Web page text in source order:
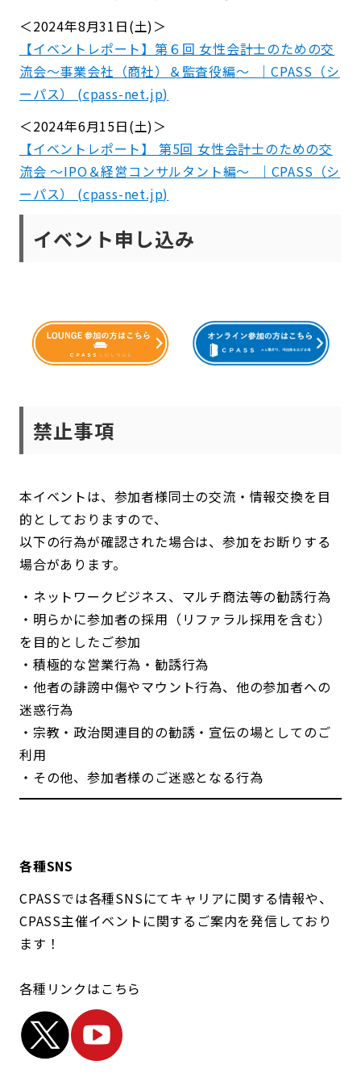
＜2024年8月31日(土)＞
【イベントレポート】第６回 女性会計士のための交
流会〜事業会社（商社）＆監査役編〜 ｜CPASS（シ
ーパス） (cpass-net.jp)
＜2024年6月15日(土)＞
【イベントレポート】 第5回 女性会計士のための交
流会 〜IPO＆経営コンサルタント編〜 ｜CPASS（シ
ーパス） (cpass-net.jp)
イベント申し込み
禁止事項
本イベントは、参加者様同士の交流・情報交換を目
的としておりますので、
以下の行為が確認された場合は、参加をお断りする
場合があります。
・ネットワークビジネス、マルチ商法等の勧誘行為
・明らかに参加者の採用（リファラル採用を含む）
を目的としたご参加
・積極的な営業行為・勧誘行為
・他者の誹謗中傷やマウント行為、他の参加者への
迷惑行為
・宗教・政治関連目的の勧誘・宣伝の場としてのご
利用
・その他、参加者様のご迷惑となる行為
各種SNS
CPASSでは各種SNSにてキャリアに関する情報や、
CPASS主催イベントに関するご案内を発信しており
ます！
各種リンクはこちら